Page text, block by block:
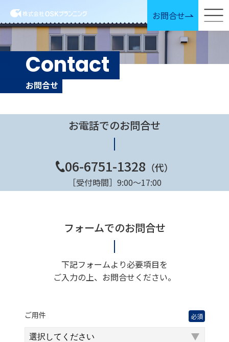
お問合せ
Contact
お問合せ
お電話でのお問合せ
06-6751-1328 （代）
［受付時間］9:00〜17:00
フォームでのお問合せ
下記フォームより必要項目を
ご入力の上、お問合せください。
ご用件 必須